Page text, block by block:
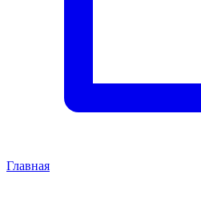
Главная